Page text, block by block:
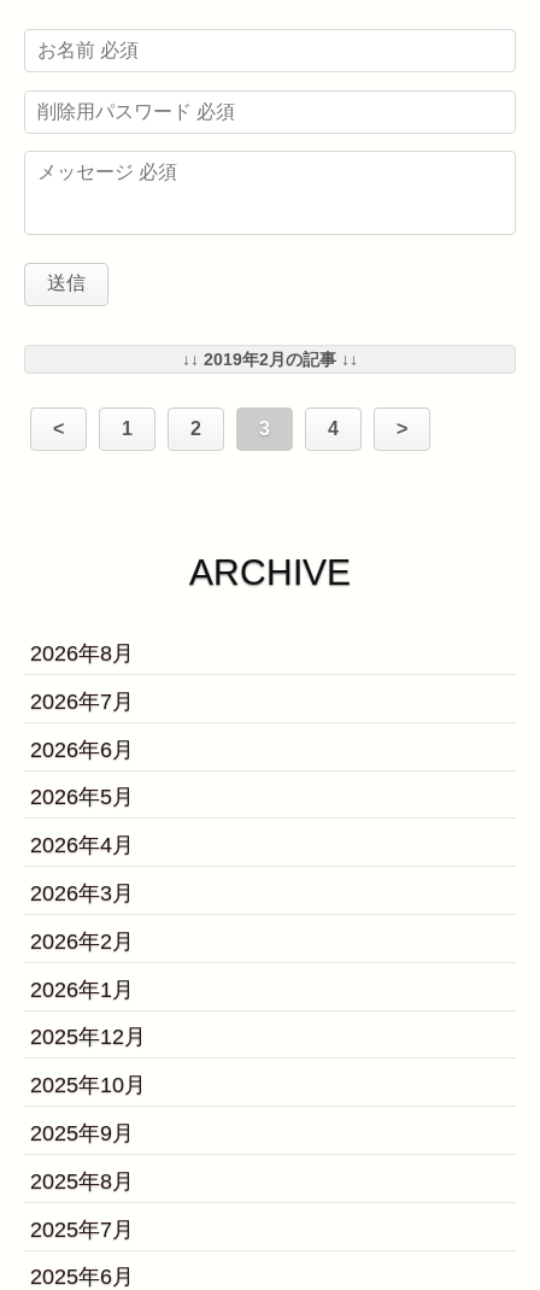
↓↓ 2019年2月の記事 ↓↓
< 1 2 3 4 >
ARCHIVE
2026年8月
2026年7月
2026年6月
2026年5月
2026年4月
2026年3月
2026年2月
2026年1月
2025年12月
2025年10月
2025年9月
2025年8月
2025年7月
2025年6月